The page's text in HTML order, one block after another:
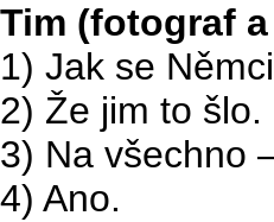
Tim (fotograf
1) Jak se
2) Že jim to šlo.
3) Na všechno
4) Ano.